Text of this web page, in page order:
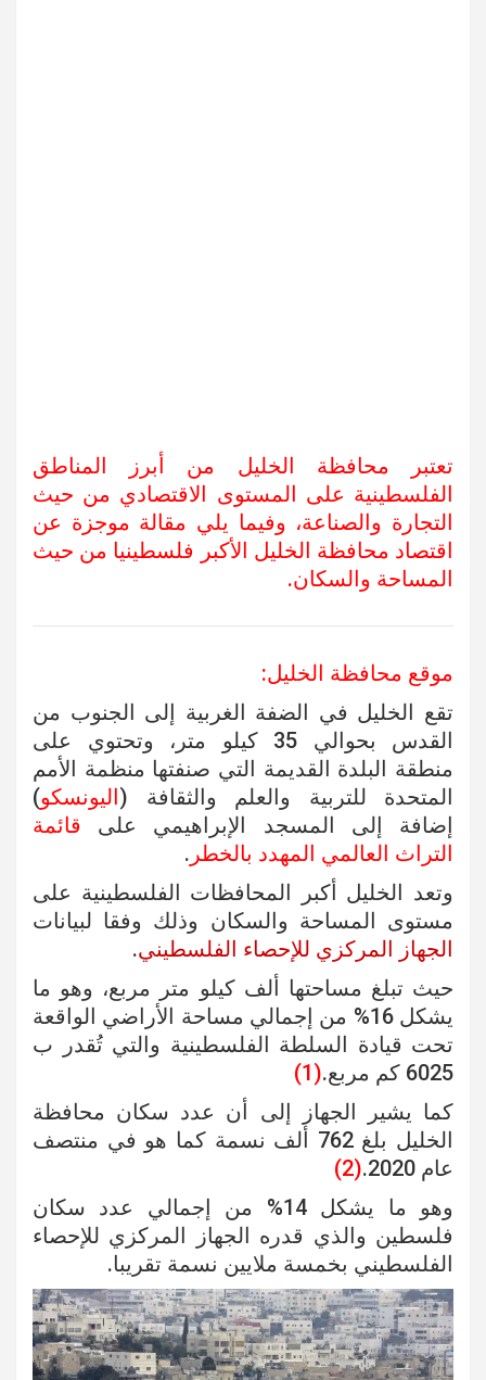
تعتبر محافظة الخليل من أبرز المناطق
الفلسطينية على المستوى الاقتصادي من حيث
التجارة والصناعة، وفيما يلي مقالة موجزة عن
اقتصاد محافظة الخليل الأكبر فلسطينيا من حيث
المساحة والسكان.
موقع محافظة الخليل:
تقع الخليل في الضفة الغربية إلى الجنوب من
القدس بحوالي 35 كيلو متر، وتحتوي على
منطقة البلدة القديمة التي صنفتها منظمة الأمم
المتحدة للتربية والعلم والثقافة (اليونسكو)
إضافة إلى المسجد الإبراهيمي على قائمة
التراث العالمي المهدد بالخطر .
وتعد الخليل أكبر المحافظات الفلسطينية على
مستوى المساحة والسكان وذلك وفقا لبيانات
الجهاز المركزي للإحصاء الفلسطيني.
حيث تبلغ مساحتها ألف كيلو متر مربع، وهو ما
يشكل 16% من إجمالي مساحة الأراضي الواقعة
تحت قيادة السلطة الفلسطينية والتي تُقدر ب
6025 كم مربع.
(1)
كما يشير الجهاز إلى أن عدد سكان محافظة
الخليل بلغ 762 ألف نسمة كما هو في منتصف
عام 2020.
(2)
وهو ما يشكل 14% من إجمالي عدد سكان
فلسطين والذي قدره الجهاز المركزي للإحصاء
الفلسطيني بخمسة ملايين نسمة تقريبا.